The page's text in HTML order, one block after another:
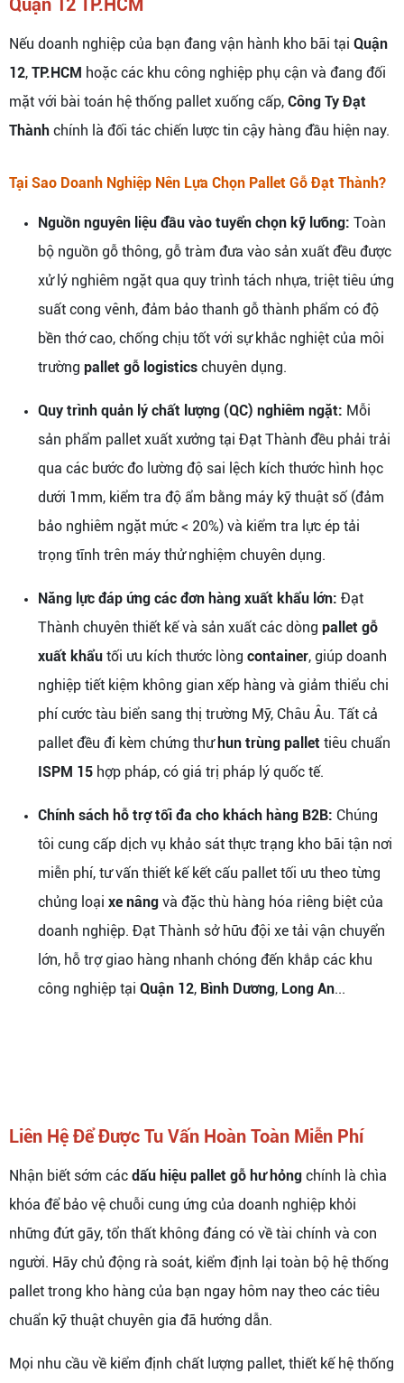
Quận 12 TP.HCM
Nếu doanh nghiệp của bạn đang vận hành kho bãi tại Quận
12, TP.HCM hoặc các khu công nghiệp phụ cận và đang đối
mặt với bài toán hệ thống pallet xuống cấp, Công Ty Đạt
Thành chính là đối tác chiến lược tin cậy hàng đầu hiện nay.
Tại Sao Doanh Nghiệp Nên Lựa Chọn Pallet Gỗ Đạt Thành?
Nguồn nguyên liệu đầu vào tuyển chọn kỹ lưỡng: Toàn
bộ nguồn gỗ thông, gỗ tràm đưa vào sản xuất đều được
xử lý nghiêm ngặt qua quy trình tách nhựa, triệt tiêu ứng
suất cong vênh, đảm bảo thanh gỗ thành phẩm có độ
bền thớ cao, chống chịu tốt với sự khắc nghiệt của môi
trường pallet gỗ logistics chuyên dụng.
Quy trình quản lý chất lượng (QC) nghiêm ngặt: Mỗi
sản phẩm pallet xuất xưởng tại Đạt Thành đều phải trải
qua các bước đo lường độ sai lệch kích thước hình học
dưới 1mm, kiểm tra độ ẩm bằng máy kỹ thuật số (đảm
bảo nghiêm ngặt mức < 20%) và kiểm tra lực ép tải
trọng tĩnh trên máy thử nghiệm chuyên dụng.
Năng lực đáp ứng các đơn hàng xuất khẩu lớn: Đạt
Thành chuyên thiết kế và sản xuất các dòng pallet gỗ
xuất khẩu tối ưu kích thước lòng container, giúp doanh
nghiệp tiết kiệm không gian xếp hàng và giảm thiểu chi
phí cước tàu biển sang thị trường Mỹ, Châu Âu. Tất cả
pallet đều đi kèm chứng thư hun trùng pallet tiêu chuẩn
ISPM 15 hợp pháp, có giá trị pháp lý quốc tế.
Chính sách hỗ trợ tối đa cho khách hàng B2B: Chúng
tôi cung cấp dịch vụ khảo sát thực trạng kho bãi tận nơi
miễn phí, tư vấn thiết kế kết cấu pallet tối ưu theo từng
chủng loại xe nâng và đặc thù hàng hóa riêng biệt của
doanh nghiệp. Đạt Thành sở hữu đội xe tải vận chuyển
lớn, hỗ trợ giao hàng nhanh chóng đến khắp các khu
công nghiệp tại Quận 12, Bình Dương, Long An...
Liên Hệ Để Được Tu Vấn Hoàn Toàn Miễn Phí
Nhận biết sớm các dấu hiệu pallet gỗ hư hỏng chính là chìa
khóa để bảo vệ chuỗi cung ứng của doanh nghiệp khỏi
những đứt gãy, tổn thất không đáng có về tài chính và con
người. Hãy chủ động rà soát, kiểm định lại toàn bộ hệ thống
pallet trong kho hàng của bạn ngay hôm nay theo các tiêu
chuẩn kỹ thuật chuyên gia đã hướng dẫn.
Mọi nhu cầu về kiểm định chất lượng pallet, thiết kế hệ thống